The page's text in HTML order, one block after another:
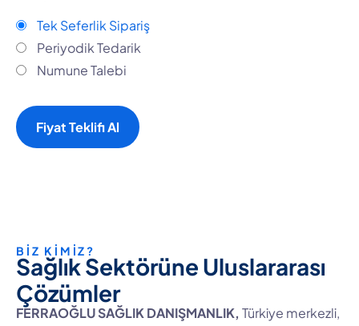
Tek Seferlik Sipariş
Periyodik Tedarik
Numune Talebi
BİZ KİMİZ?
SağlıkSektörüne Uluslararası
Çözümler
FERRAOĞLU SAĞLIK DANIŞMANLIK, Türkiye merkezli,